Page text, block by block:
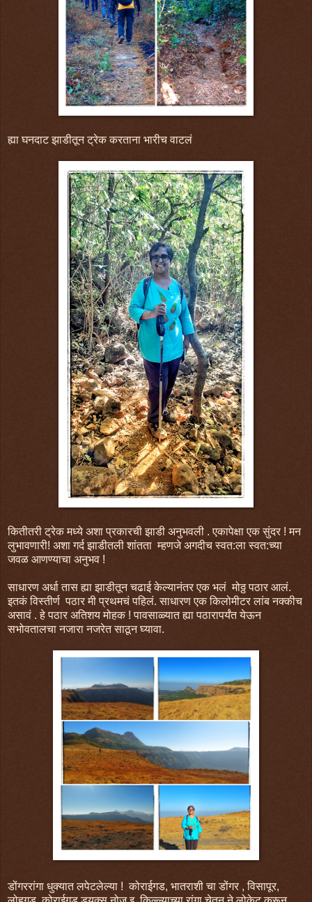
ह्या घनदाट झाडीतून ट्रेक करताना भारीच वाटलं
कितीतरी ट्रेक मध्ये अशा प्रकारची झाडी अनुभवली . एकापेक्षा एक सुंदर ! मन
लुभावणारी! अशा गर्द झाडीतली शांतता म्हणजे अगदीच स्वत:ला स्वत:च्या
जवळ आणण्याचा अनुभव !
साधारण अर्धा तास ह्या झाडीतून चढाई केल्यानंतर एक भलं मोठ्ठ पठार आलं.
इतकं विस्तीर्ण पठार मी प्रथमचं पहिलं. साधारण एक किलोमीटर लांब नक्कीच
असावं . हे पठार अतिशय मोहक ! पावसाळ्यात ह्या पठारापर्यंत येऊन
सभोवतालचा नजारा नजरेत साठून घ्यावा.
डोंगररांगा धुक्यात लपेटलेल्या ! कोराईगड, भातराशी चा डोंगर , विसापूर,